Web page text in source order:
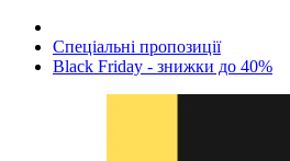
Спеціальні пропозиції
Black Friday - знижки до 40%